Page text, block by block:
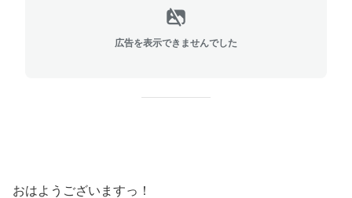
広告を表示できませんでした
おはようございますっ！